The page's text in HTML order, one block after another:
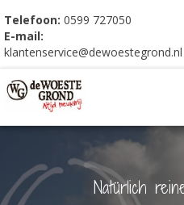
Telefoon: 0599 727050
E-mail:
klantenservice@dewoestegrond.nl
Natürlich